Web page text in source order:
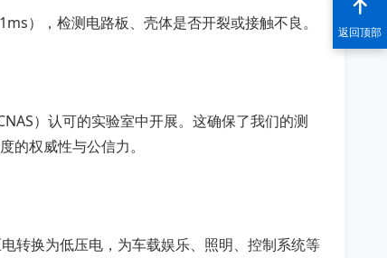
），检测电路板、壳体是否开裂或接触不良。
）认可的实验室中开展。这确保了我们的测
的权威性与公信力。
转换为低压电，为车载娱乐、照明、控制系统等
返回顶部